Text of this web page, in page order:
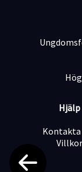
Har ett
(erfarenhet
Är ansvarsfull
Har
personlig
meriterande
Hjälp
Kontakta
Villkor